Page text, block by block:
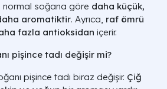
normal soğana göre daha küçük,
aromatiktir. Ayrıca, raf ömrü
fazla antioksidan içerir.
pişince tadı değişir mi?
pişince tadı biraz değişir. Çiğ